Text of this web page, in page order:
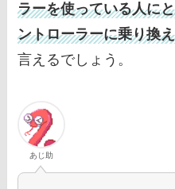
ラーを使っている人に
ントローラーに乗り換
言えるでしょう。
あじ助